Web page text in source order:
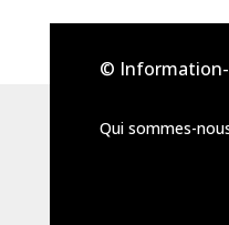
© Information-
Qui sommes-